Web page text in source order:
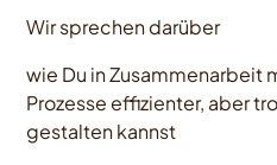
Wir sprechen darüber
wie Du in Zusammenarbeit
Prozesse effizienter, aber
gestalten kannst